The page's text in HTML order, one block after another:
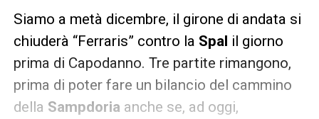
Siamo a metà dicembre, il girone di andata si
chiuderà “Ferraris” contro la Spal il giorno
prima di Capodanno. Tre partite rimangono,
prima di poter fare un bilancio del cammino
della Sampdoria anche se, ad oggi,